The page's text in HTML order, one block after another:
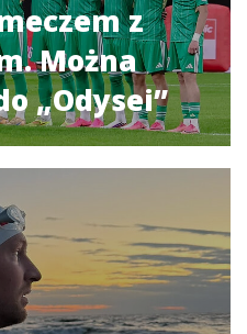
z
Można
„Odysei”